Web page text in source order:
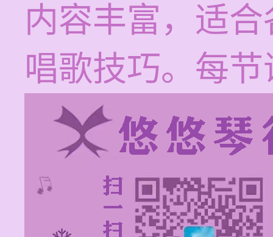
内容丰富，适
唱歌技巧。每